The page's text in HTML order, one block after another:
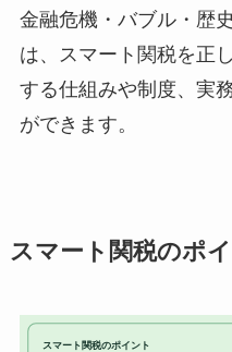
金融危機・バブル・歴
は、スマート関税を正
する仕組みや制度、実
ができます。
スマート関税のポ
スマート関税のポイント